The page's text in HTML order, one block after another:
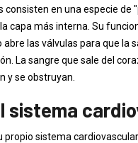
consisten en una especie de
capa más interna. Su
abre las válvulas para que la
La sangre que sale del
y se obstruyan.
sistema
propio sistema